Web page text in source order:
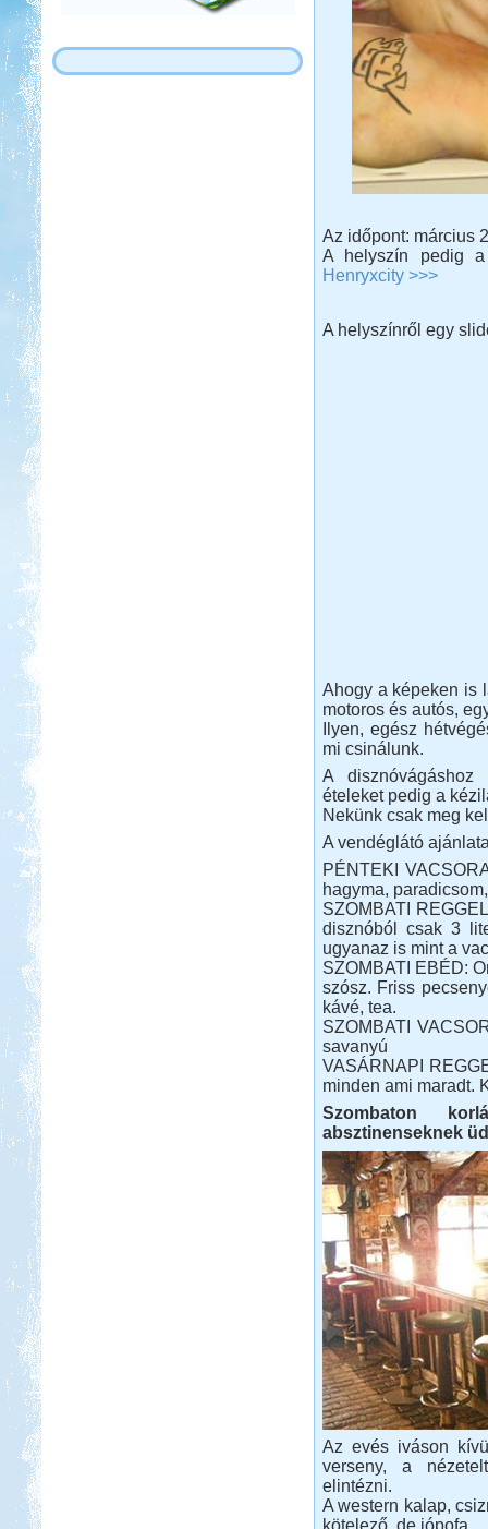
Az időpont: március
A helyszín pedig
Henryxcity >>>
A helyszínről egy
Ahogy a képeken is
motoros és autós,
Ilyen, egész
mi csinálunk.
A
ételeket pedig a
Nekünk csak meg
A vendéglátó
PÉNTEKI
hagyma,
SZOMBATI
disznóból csak 3
ugyanaz is mint a
SZOMBATI EBÉD:
szósz. Friss
kávé, tea.
SZOMBATI
savanyú
VASÁRNAPI
minden ami maradt.
Szombaton
absztinenseknek
Az evés iváson
verseny, a
elintézni.
A western kalap,
kötelező, de jópofa.